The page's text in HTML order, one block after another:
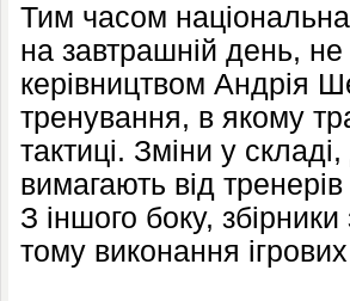
Тим часом
на завтрашній день, не
керівництвом Андрія
тренування, в якому
тактиці. Зміни у
вимагають від
З іншого боку,
тому виконання